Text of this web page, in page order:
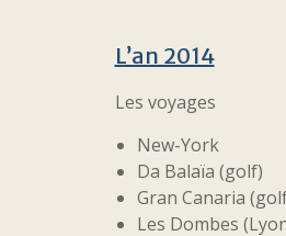
L’an 2014
Les voyages
New-York
Da Balaïa (golf)
Gran Canaria
Les Dombes